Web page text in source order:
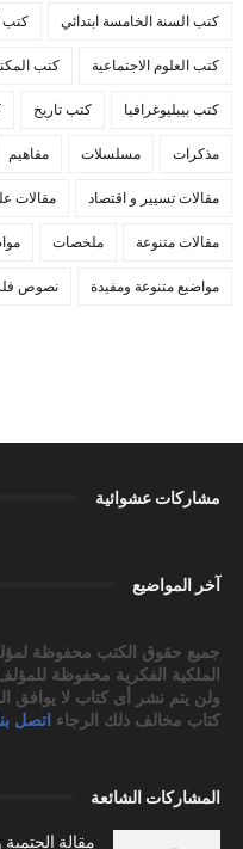
كتب السنة الخامسة ابتدائي كتب
كتب العلوم الاجتماعية كتب
كتب بيبليوغرافيا كتب تاريخ
مذكرات مسلسلات مفاهيم
مقالات تسيير و اقتصاد مقالات
مقالات متنوعة ملخصات
مواضيع متنوعة ومفيدة نصوص
مشاركات عشوائية
آخر المواضيع
جميع حقوق الكتب محفوظة
الملكية الفكرية محفوظة
ولن يتم نشر أى كتاب لا
كتاب مخالف ذلك الرجاء اتصل
المشاركات الشائعة
مقالة الحتمية